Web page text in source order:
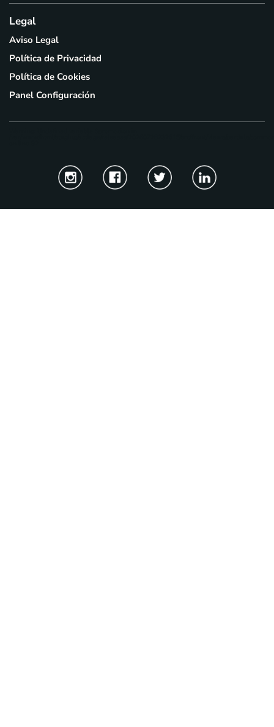
Legal
Aviso Legal
Política de Privacidad
Política de Cookies
Panel Configuración